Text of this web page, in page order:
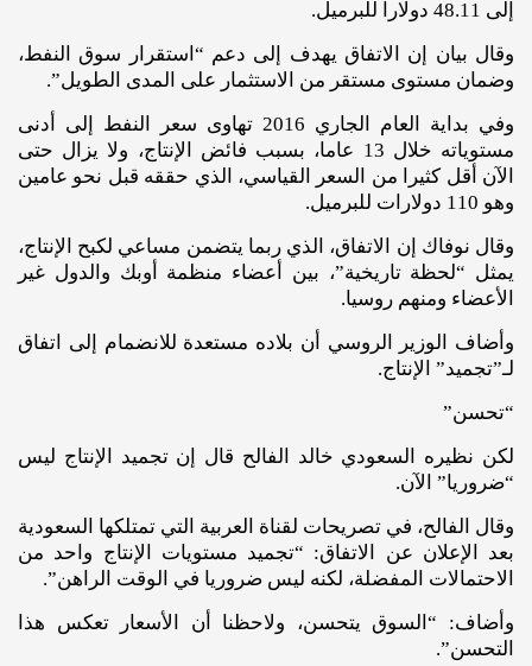
إلى 48.11 دولارا للبرميل.
وقال بيان إن الاتفاق يهدف إلى دعم “استقرار سوق النفط،
وضمان مستوى مستقر من الاستثمار على المدى الطويل”.
وفي بداية العام الجاري 2016 تهاوى سعر النفط إلى أدنى
مستوياته خلال 13 عاما، بسبب فائض الإنتاج، ولا يزال حتى
الآن أقل كثيرا من السعر القياسي، الذي حققه قبل نحو عامين
وهو 110 دولارات للبرميل.
وقال نوفاك إن الاتفاق، الذي ربما يتضمن مساعي لكبح الإنتاج،
يمثل “لحظة تاريخية”، بين أعضاء منظمة أوبك والدول غير
الأعضاء ومنهم روسيا.
وأضاف الوزير الروسي أن بلاده مستعدة للانضمام إلى اتفاق
لـ”تجميد” الإنتاج.
“تحسن”
لكن نظيره السعودي خالد الفالح قال إن تجميد الإنتاج ليس
“ضروريا” الآن.
وقال الفالح، في تصريحات لقناة العربية التي تمتلكها السعودية
بعد الإعلان عن الاتفاق: “تجميد مستويات الإنتاج واحد من
الاحتمالات المفضلة، لكنه ليس ضروريا في الوقت الراهن”.
وأضاف: “السوق يتحسن، ولاحظنا أن الأسعار تعكس هذا
التحسن”.